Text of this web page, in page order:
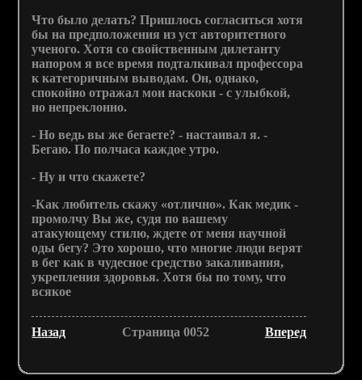
Что было делать? Пришлось согласиться хотя
бы на предположения из уст авторитетного
ученого. Хотя со свойственным дилетанту
напором я все время подталкивал профессора
к категоричным выводам. Он, однако,
спокойно отражал мои наскоки - с улыбкой,
но непреклонно.
- Но ведь вы же бегаете? - настаивал я. -
Бегаю. По полчаса каждое утро.
- Ну и что скажете?
-Как любитель скажу «отлично». Как медик -
промолчу Вы же, судя по вашему
атакующему стилю, ждете от меня научной
оды бегу? Это хорошо, что многие люди верят
в бег как в чудесное средство закаливания,
укрепления здоровья. Хотя бы по тому, что
всякое
Назад Страница 0052 Вперед